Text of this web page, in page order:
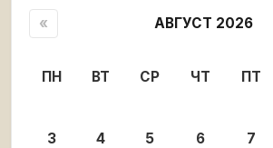
« АВГУСТ 2026
ПН ВТ СР ЧТ ПТ
3
4 5 6 7